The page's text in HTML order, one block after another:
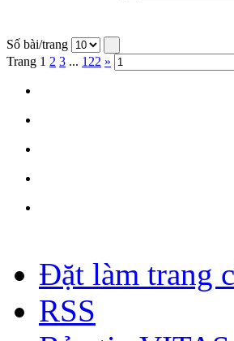
Số bài/trang
Trang 1 2 3 ... 122 »
Đặt làm trang
RSS